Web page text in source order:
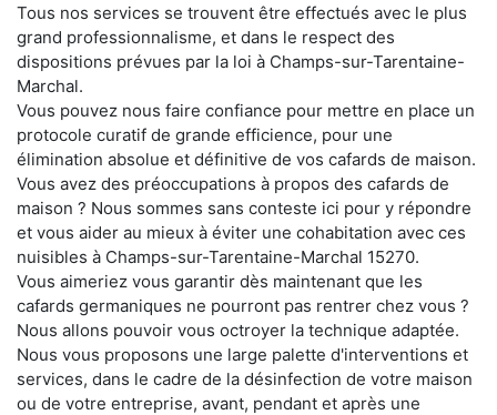
Tous nos services se trouvent être effectués avec le plus
grand professionnalisme, et dans le respect des
dispositions prévues par la loi à Champs-sur-Tarentaine-
Marchal.
Vous pouvez nous faire confiance pour mettre en place un
protocole curatif de grande efficience, pour une
élimination absolue et définitive de vos cafards de maison.
Vous avez des préoccupations à propos des cafards de
maison ? Nous sommes sans conteste ici pour y répondre
et vous aider au mieux à éviter une cohabitation avec ces
nuisibles à Champs-sur-Tarentaine-Marchal 15270.
Vous aimeriez vous garantir dès maintenant que les
cafards germaniques ne pourront pas rentrer chez vous ?
Nous allons pouvoir vous octroyer la technique adaptée.
Nous vous proposons une large palette d'interventions et
services, dans le cadre de la désinfection de votre maison
ou de votre entreprise, avant, pendant et après une